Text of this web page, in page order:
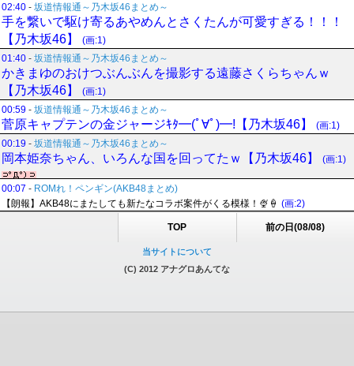
02:40 - 坂道情報通～乃木坂46まとめ～
手を繋いで駆け寄るあやめんとさくたんが可愛すぎる！！！
【乃木坂46】
(画:1)
01:40 - 坂道情報通～乃木坂46まとめ～
かきまゆのおけつぶんぶんを撮影する遠藤さくらちゃんｗ
【乃木坂46】
(画:1)
00:59 - 坂道情報通～乃木坂46まとめ～
菅原キャプテンの金ジャージｷﾀ━(ﾟ∀ﾟ)━!【乃木坂46】
(画:1)
00:19 - 坂道情報通～乃木坂46まとめ～
岡本姫奈ちゃん、いろんな国を回ってたｗ【乃木坂46】 (画:1)
00:07 - ROMれ！ペンギン(AKB48まとめ)
【朗報】AKB48にまたしても新たなコラボ案件がくる模様！🍨🍦 (画:2)
TOP 前の日(08/08)
当サイトについて
(C) 2012 アナグロあんてな